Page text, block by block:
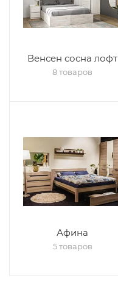
Венсен сосна лофт
8 товаров
Афина
5 товаров